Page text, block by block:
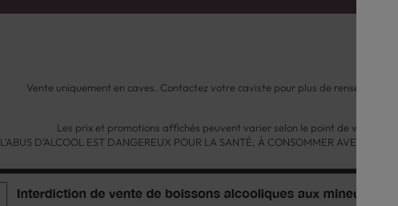
Vente uniquement en caves. Contactez votre caviste pour plus de
Les prix et promotions affichés peuvent varier selon le point de vente.
L'ABUS D'ALCOOL EST DANGEREUX POUR LA SANTÉ, À CONSOMMER AVEC